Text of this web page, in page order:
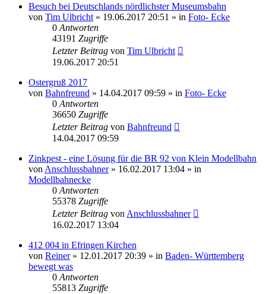
Besuch bei Deutschlands nördlichster Museumsbahn
von Tim Ulbricht » 19.06.2017 20:51 » in Foto- Ecke
0 Antworten
43191 Zugriffe
Letzter Beitrag von Tim Ulbricht
19.06.2017 20:51
Ostergruß 2017
von Bahnfreund » 14.04.2017 09:59 » in Foto- Ecke
0 Antworten
36650 Zugriffe
Letzter Beitrag von Bahnfreund
14.04.2017 09:59
Zinkpest - eine Lösung für die BR 92 von Klein Modellbahn
von Anschlussbahner» 16.02.2017 13:04 » in
Modellbahnecke
0 Antworten
55378 Zugriffe
Letzter Beitrag von Anschlussbahner
16.02.2017 13:04
412 004 in Efringen Kirchen
von Reiner» 12.01.2017 20:39 » in Baden- Württemberg
bewegt was
0 Antworten
55813 Zugriffe